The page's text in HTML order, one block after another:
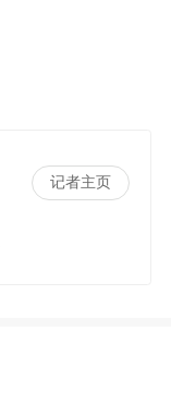
记者主页